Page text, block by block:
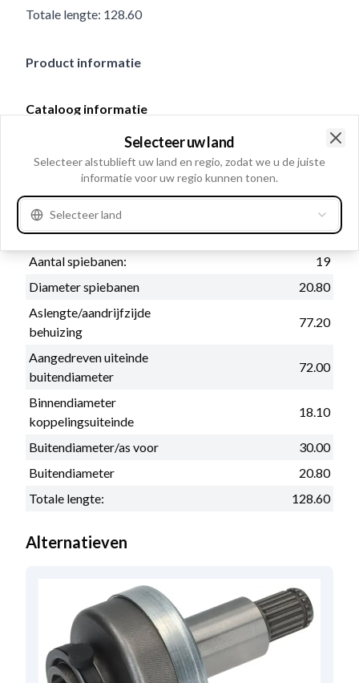
Totale lengte: 128.60
Product informatie
Cataloog informatie
nieuw type, zie bijgevoegd
PDF-bestand.
Fysieke informatie
Aantal spiebanen:
19
Diameter spiebanen
20.80
Aslengte/aandrijfzijde
behuizing
77.20
Aangedreven uiteinde
buitendiameter
72.00
Binnendiameter
koppelingsuiteinde
18.10
Buitendiameter/as voor
30.00
Buitendiameter
20.80
Totale lengte:
128.60
Alternatieven
Selecteer uw land
Selecteer alstublieft uw land en regio, zodat we u de juiste
informatie voor uw regio kunnen tonen.
Selecteer land